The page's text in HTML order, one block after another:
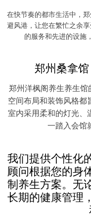
促进血液循环
脚，
在快节奏的都市生活中，
避风港，让您在繁忙之余
的服务和先进的设施
郑州桑拿
郑州洋枫阁养生养生馆
空间布局和装饰风格都
室内采用柔和的灯光、
一踏入会馆
我们提供个性化
顾问根据您的身
制养生方案。无
长期的健康管理